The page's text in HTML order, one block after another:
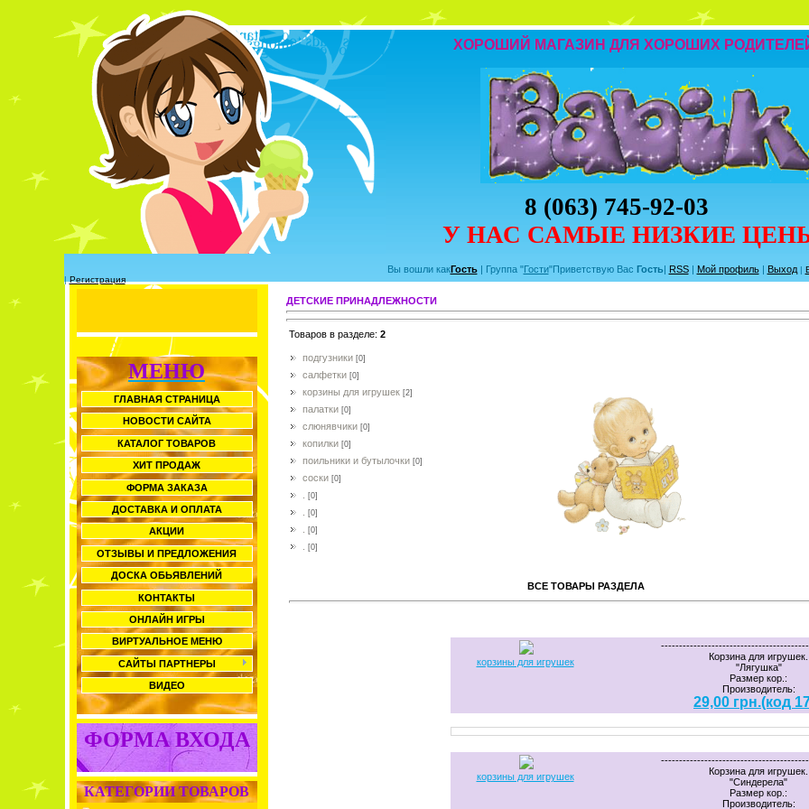
ХОРОШИЙ МАГАЗИН ДЛЯ ХОРОШИХ
8 (063) 745-92-03
У НАС САМЫЕ НИЗКИЕ
Вы вошли какГость| Группа"Гости"Приветствую Вас Гость| RSS| Мой профиль| Выход|
| Регистрация
МЕНЮ
ГЛАВНАЯ СТРАНИЦА
НОВОСТИ САЙТА
КАТАЛОГ ТОВАРОВ
ХИТ ПРОДАЖ
ФОРМА ЗАКАЗА
ДОСТАВКА И ОПЛАТА
АКЦИИ
ОТЗЫВЫ И ПРЕДЛОЖЕНИЯ
ДОСКА ОБЬЯВЛЕНИЙ
КОНТАКТЫ
ОНЛАЙН ИГРЫ
ВИРТУАЛЬНОЕ МЕНЮ
САЙТЫ ПАРТНЕРЫ
ВИДЕО
ФОРМА ВХОДА
КАТЕГОРИИ ТОВАРОВ
ДЕТСКИЕ ПРИНАДЛЕЖНОСТИ
Товаров в разделе: 2
подгузники [0]
салфетки [0]
корзины для игрушек [2]
палатки [0]
слюнявчики [0]
копилки [0]
поильники и бутылочки [0]
соски [0]
[0]
[0]
[0]
[0]
ВСЕ ТОВАРЫ РАЗДЕЛА
корзины для игрушек
Корзина для игрушек.
"Лягушка"
Размер кор.:
Производитель:
29,00 грн.(код
корзины для игрушек
Корзина для игрушек.
"Синдерела"
Размер кор.:
Производитель: